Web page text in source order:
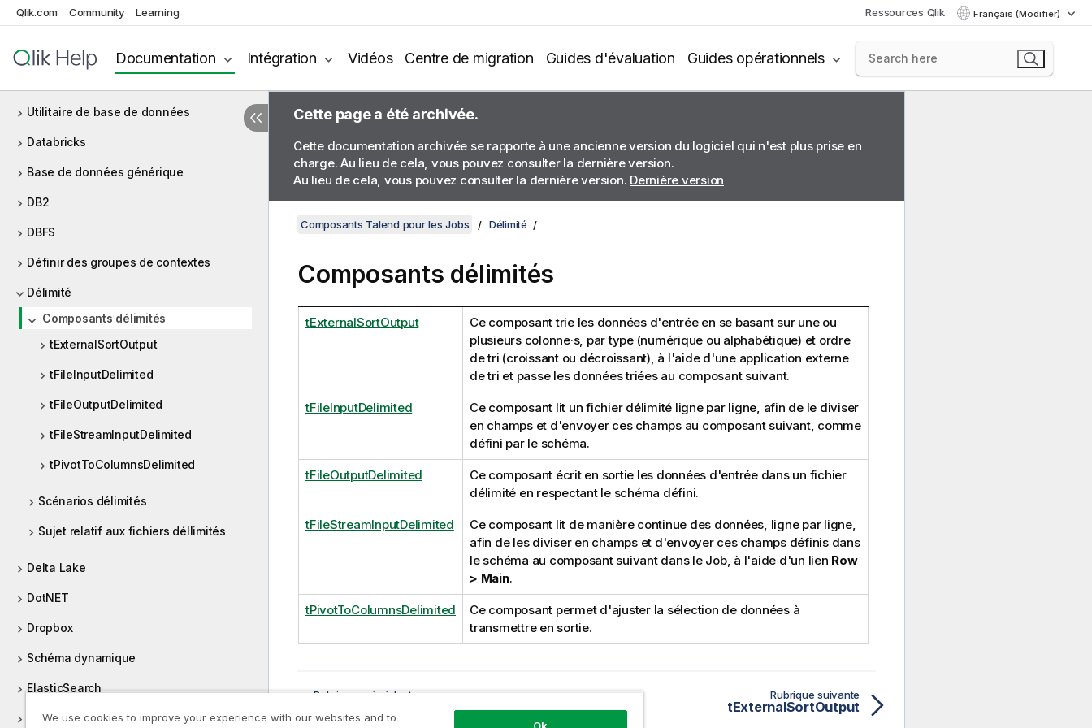
Qlik.com Community Learning Ressources Qlik Français (Modifier)
Documentation Intégration Vidéos Centre de migration Guides d'évaluation Guides opérationnels
(Data Quality)
Utilitaire de base de données
Databricks
Base de données générique
DB2
DBFS
Définir des groupes de contextes
Délimité
Composants délimités
tExternalSortOutput
tFileInputDelimited
tFileOutputDelimited
tFileStreamInputDelimited
tPivotToColumnsDelimited
Scénarios délimités
Sujet relatif aux fichiers déllimités
Delta Lake
DotNET
Dropbox
Schéma dynamique
ElasticSearch
ELT Greenplum
Cette page a été archivée.
Cette documentation archivée se rapporte à une ancienne version du logiciel qui n'est plus prise en
charge. Au lieu de cela, vous pouvez consulter la dernière version.
Au lieu de cela, vous pouvez consulter la dernière version. Dernière version
Composants Talend pour les Jobs Délimité
Composants délimités
tExternalSortOutput
Ce composant trie les données d'entrée en se basant sur une ou
plusieurs colonne·s, par type (numérique ou alphabétique) et ordre
de tri (croissant ou décroissant), à l'aide d'une application externe
de tri et passe les données triées au composant suivant.
tFileInputDelimited
Ce composant lit un fichier délimité ligne par ligne, afin de le diviser
en champs et d'envoyer ces champs au composant suivant, comme
défini par le schéma.
tFileOutputDelimited
Ce composant écrit en sortie les données d'entrée dans un fichier
délimité en respectant le schéma défini.
tFileStreamInputDelimited
Ce composant lit de manière continue des données, ligne par ligne,
afin de les diviser en champs et d'envoyer ces champs définis dans
le schéma au composant suivant dans le Job, à l'aide d'un lien Row
> Main.
tPivotToColumnsDelimited
Ce composant permet d'ajuster la sélection de données à
transmettre en sortie.
Rubrique précédente Rubrique suivante
tExternalSortOutput
We use cookies to improve your experience with our websites and to